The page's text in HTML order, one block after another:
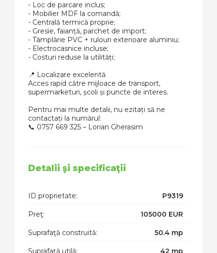
- Loc de parcare inclus;
- Mobilier MDF la comandă;
- Centrală termică proprie;
- Gresie, faianță, parchet de import;
- Tâmplărie PVC + rulouri exterioare aluminiu;
- Electrocasnice incluse;
- Costuri reduse la utilități;
📍 Localizare excelentă
Acces rapid către mijloace de transport,
supermarketuri, școli și puncte de interes.
Pentru mai multe detalii, nu ezitați să ne
contactați la numărul:
📞 0757 669 325 – Lorian Gherasim
Detalii şi specificaţii
ID proprietate: P9319
Preţ: 105000 EUR
Suprafaţă construită: 50.4 mp
Suprafaţă utilă: 42 mp